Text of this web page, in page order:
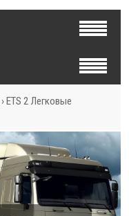
› ETS 2 Легковые